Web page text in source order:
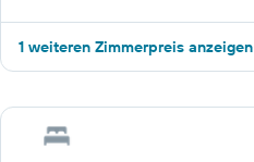
1 weiteren Zimmerpreis anzeigen